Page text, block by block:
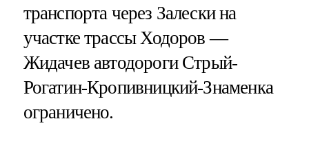
транспорта через Залески на
участке трассы Ходоров —
Жидачев автодороги Стрый-
Рогатин-Кропивницкий-Знаменка
ограничено.